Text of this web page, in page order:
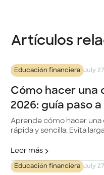
Artículos
Educación financiera July
Cómo hacer una
2026: guía paso
Aprende cómo hacer una
rápida y sencilla. Evita
Leer más
Educación financiera July